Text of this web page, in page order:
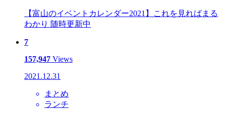
【富山のイベントカレンダー2021】これを見ればまる
わかり 随時更新中
7
157,947 Views
2021.12.31
まとめ
ランチ